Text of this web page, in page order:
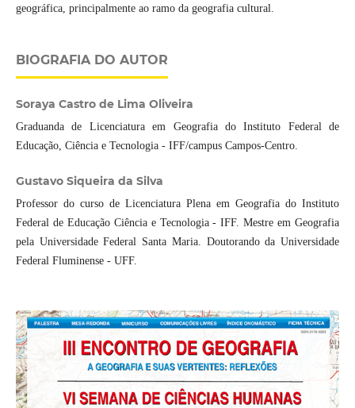
geográfica, principalmente ao ramo da geografia cultural.
BIOGRAFIA DO AUTOR
Soraya Castro de Lima Oliveira
Graduanda de Licenciatura em Geografia do Instituto Federal de
Educação, Ciência e Tecnologia - IFF/campus Campos-Centro.
Gustavo Siqueira da Silva
Professor do curso de Licenciatura Plena em Geografia do Instituto
Federal de Educação Ciência e Tecnologia - IFF. Mestre em Geografia
pela Universidade Federal Santa Maria. Doutorando da Universidade
Federal Fluminense - UFF.